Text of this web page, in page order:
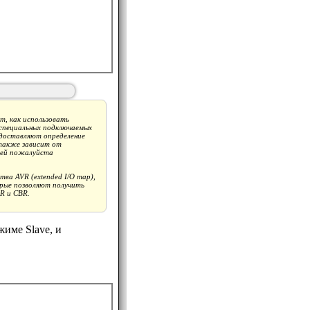
как использовать
подключаемых
определение
зависит от
пожалуйста
AVR (extended I/O map),
позволяют получить
и CBR.
Slave, и